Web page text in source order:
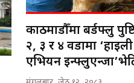
काठमाडौँमा बर्डफ्लु
२, ३ र ४ वडामा
एभियन